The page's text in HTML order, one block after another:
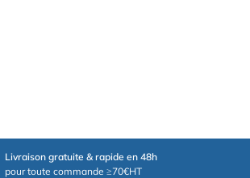
Livraison gratuite & rapide en 48h
pour toute commande ≥70€HT